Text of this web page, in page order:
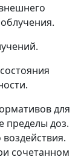
для
пределы доз.
сочетанном